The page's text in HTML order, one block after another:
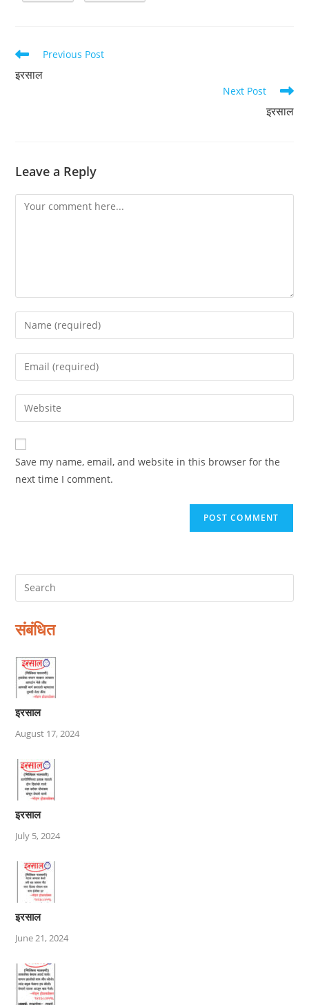
Read
articles
Previous Post
इरसाल
Next Post
इरसाल
Leave a Reply
Comment
Enter
your
name
comment
Enter
your
email
address
comment
Enter
your
website
URL
(optional)
Save my name, email, and website in this browser for the
next time I comment.
संबंधित
इरसाल
August 17, 2024
इरसाल
July 5, 2024
इरसाल
June 21, 2024